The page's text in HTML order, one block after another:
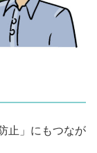
止」にもつなが